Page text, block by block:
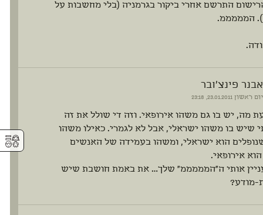
התרשם אחרי ביקור בגרמניה (בלי מחשבות על
המממממ.
אבנר פינצ'ובר
יום ראשון
מה, יש בו גם משהו אירופאי. וזה די שולל את זה
שיש בו משהו ישראלי, אבל לא לגמרי. כאילו משהו
הוא ישראלי, ומשהו בעמידה של האנשים
אירופאי.
אותי ה"המממממ" שלך… את באמת חושבת שיש
מודע?
⚥︎